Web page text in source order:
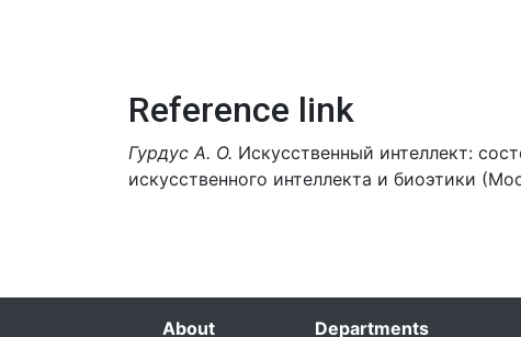
Reference link
Гурдус А. О. Искусственный интеллект:
искусственного интеллекта и биоэтики
About Departments